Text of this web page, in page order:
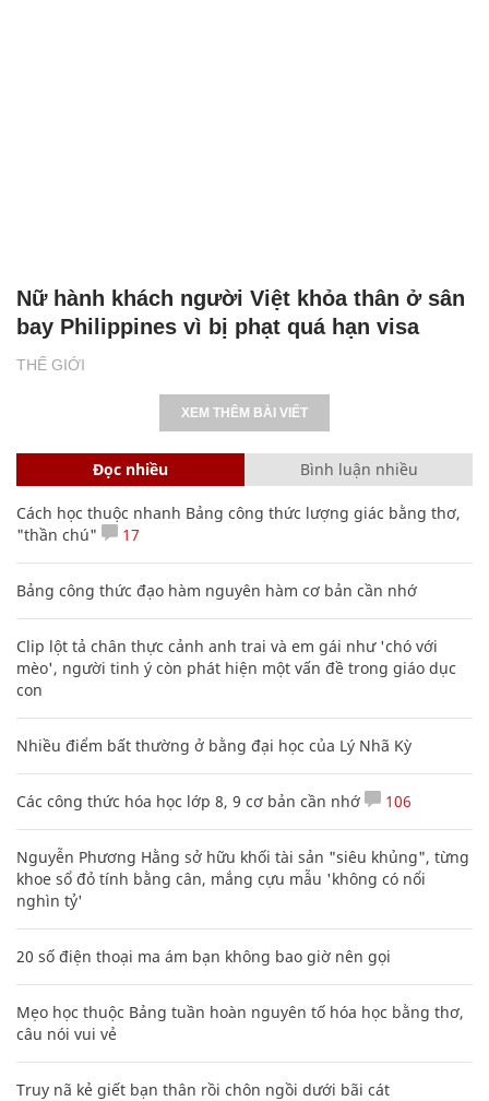
THẾ GIỚI
Nữ hành khách người Việt khỏa thân ở sân
bay Philippines vì bị phạt quá hạn visa
XEM THÊM BÀI VIẾT
Đọc nhiều Bình luận nhiều
Cách học thuộc nhanh Bảng công thức lượng giác bằng thơ,
"thần chú"
17
Bảng công thức đạo hàm nguyên hàm cơ bản cần nhớ
Clip lột tả chân thực cảnh anh trai và em gái như 'chó với
mèo', người tinh ý còn phát hiện một vấn đề trong giáo dục
con
Nhiều điểm bất thường ở bằng đại học của Lý Nhã Kỳ
Các công thức hóa học lớp 8, 9 cơ bản cần nhớ 106
Nguyễn Phương Hằng sở hữu khối tài sản "siêu khủng", từng
khoe sổ đỏ tính bằng cân, mắng cựu mẫu 'không có nổi
nghìn tỷ'
20 số điện thoại ma ám bạn không bao giờ nên gọi
Mẹo học thuộc Bảng tuần hoàn nguyên tố hóa học bằng thơ,
câu nói vui vẻ
Truy nã kẻ giết bạn thân rồi chôn ngồi dưới bãi cát